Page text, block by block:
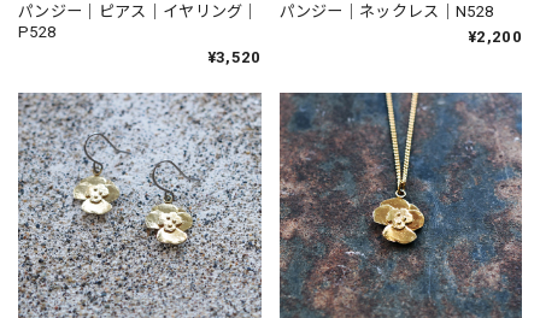
パンジー｜ピアス｜イヤリング｜
P528
¥3,520
パンジー｜ネックレス｜N528
¥2,200